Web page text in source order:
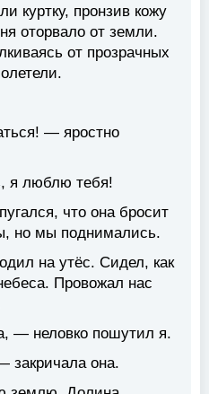
куртку, пронзив кожу
оторвало от земли.
от прозрачных
— яростно
я люблю тебя!
что она бросит
но мы поднимались.
на утёс. Сидел, как
Провожал нас
— неловко пошутил я.
она.